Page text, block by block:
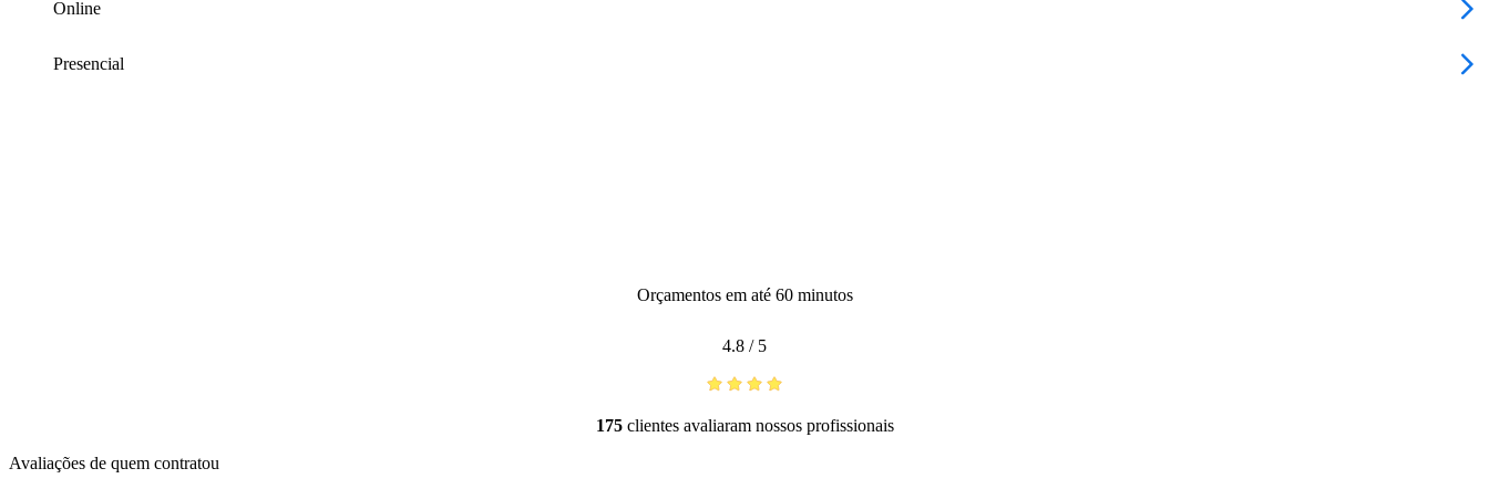
Online
Presencial
Orçamentos em até 60 minutos
4.8 / 5
175clientes avaliaram nossos profissionais
Avaliações de quem contratou